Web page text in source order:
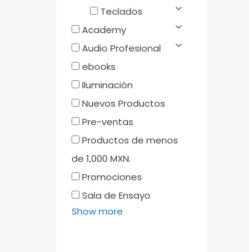
Teclados
Academy
Audio Profesional
ebooks
Iluminación
Nuevos Productos
Pre-ventas
Productos de menos
de 1,000 MXN.
Promociones
Sala de Ensayo
Show more